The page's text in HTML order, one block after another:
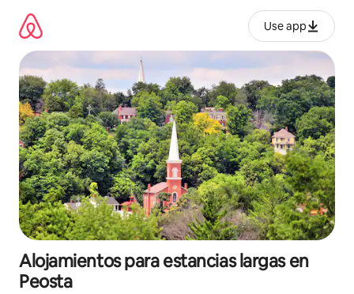
contenido
Use app
Alojamientos para estancias largas en
Peosta